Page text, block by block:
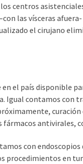
centros
las vísceras
el cirujano
en el país disponible
Igual contamos con
curación
antivirales,
con
procedimientos en